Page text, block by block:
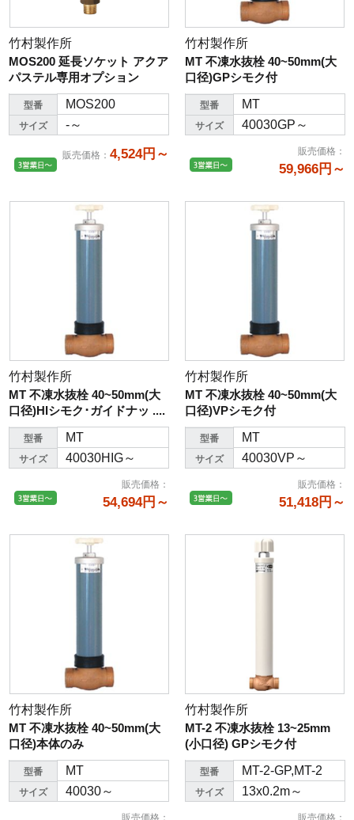
竹村製作所
MOS200 延長ソケット アクア
パステル専用オプション
型番 MOS200
サイズ -～
販売価格 ： 4,524円～
竹村製作所
MT 不凍水抜栓 40~50mm(大
口径)GPシモク付
型番 MT
サイズ 40030GP～
販売価格 ：
59,966円～
竹村製作所
MT 不凍水抜栓 40~50mm(大
口径)HIシモク･ガイドナッ ....
型番 MT
サイズ 40030HIG～
販売価格 ：
54,694円～
竹村製作所
MT 不凍水抜栓 40~50mm(大
口径)VPシモク付
型番 MT
サイズ 40030VP～
販売価格 ：
51,418円～
竹村製作所
MT 不凍水抜栓 40~50mm(大
口径)本体のみ
型番 MT
サイズ 40030～
販売価格 ：
竹村製作所
MT-2 不凍水抜栓 13~25mm
(小口径) GPシモク付
型番 MT-2-GP,MT-2
サイズ 13x0.2m～
販売価格 ：